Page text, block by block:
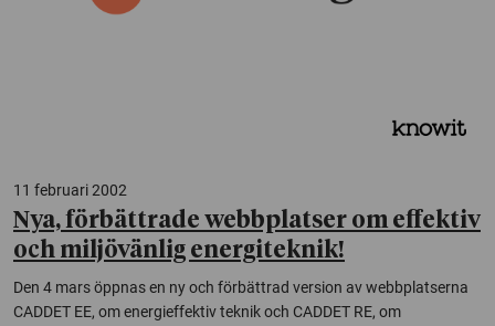
11 februari 2002
Nya, förbättrade webbplatser om effektiv
och miljövänlig energiteknik!
Den 4 mars öppnas en ny och förbättrad version av webbplatserna
CADDET EE, om energieffektiv teknik och CADDET RE, om